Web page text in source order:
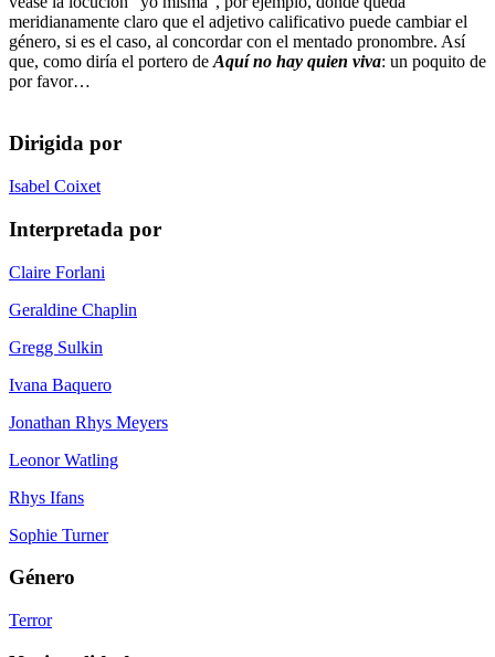
meridianamente claro que el adjetivo calificativo puede cambiar el
género, si es el caso, al concordar con el mentado pronombre. Así
que, como diría el portero de Aquí no hay quien viva: un poquito de
por favor…
Dirigida por
Isabel Coixet
Interpretada por
Claire Forlani
Geraldine Chaplin
Gregg Sulkin
Ivana Baquero
Jonathan Rhys Meyers
Leonor Watling
Rhys Ifans
Sophie Turner
Género
Terror